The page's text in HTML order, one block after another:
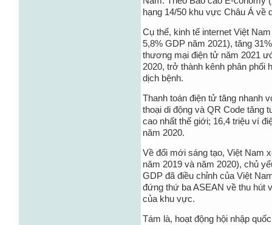
hạng 14/50 khu vực Châu Á về
Cụ thể, kinh tế internet Việt
5,8% GDP năm 2021), tăng
thương mại điện tử năm 2021
2020, trở thành kênh phân phối
dịch bệnh.
Thanh toán điện tử tăng nhanh
thoại di động và QR Code tăng
cao nhất thế giới; 16,4 triệu ví
năm 2020.
Về đổi mới sáng tạo, Việt Nam
năm 2019 và năm 2020), chủ
GDP đã điều chỉnh của Việt
đứng thứ ba ASEAN về thu hút
của khu vực.
Tám là, hoạt động hội nhập